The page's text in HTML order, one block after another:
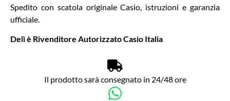
Spedito con scatola originale Casio, istruzioni e garanzia
ufficiale.
Delì è Rivenditore Autorizzato Casio Italia
Il prodotto sarà consegnato in 24/48 ore